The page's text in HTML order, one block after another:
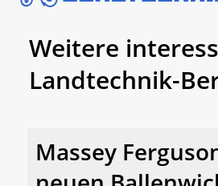
Weitere
Landtechnik-
Massey